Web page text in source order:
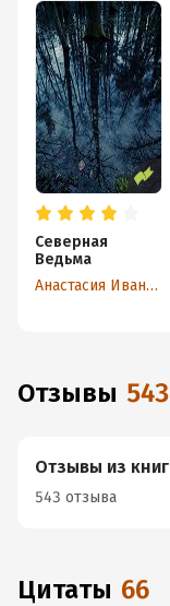
Северная
Ведьма
Анастасия Иванова
Отзывы 543
Отзывы из книг
543 отзыва
Цитаты 66